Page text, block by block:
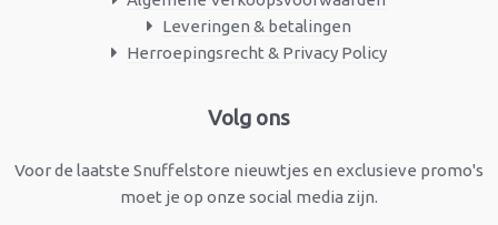
Leveringen & betalingen
Herroepingsrecht & Privacy Policy
Volg ons
Voor de laatste Snuffelstore nieuwtjes en exclusieve promo's
moet je op onze social media zijn.
Facebook